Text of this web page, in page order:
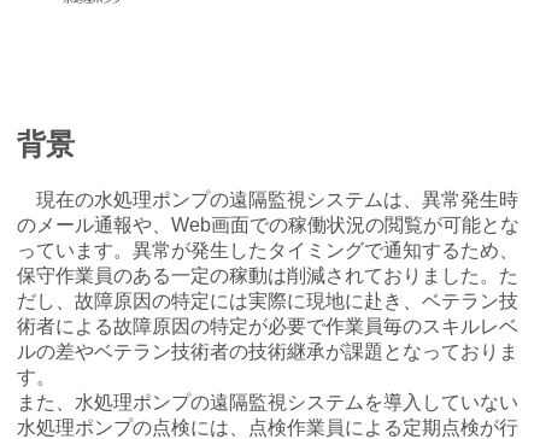
背景
現在の水処理ポンプの遠隔監視システムは、異常発生時
のメール通報や、Web画面での稼働状況の閲覧が可能とな
っています。異常が発生したタイミングで通知するため、
保守作業員のある一定の稼動は削減されておりました。た
だし、故障原因の特定には実際に現地に赴き、ベテラン技
術者による故障原因の特定が必要で作業員毎のスキルレベ
ルの差やベテラン技術者の技術継承が課題となっておりま
す。
また、水処理ポンプの遠隔監視システムを導入していない
水処理ポンプの点検には、点検作業員による定期点検が行